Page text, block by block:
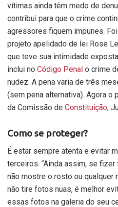
vítimas ainda têm medo de
contribui para que o crime
agressores fiquem impunes.
projeto apelidado de lei Rose
que teve sua intimidade
inclui no Código Penal o crime
nudez. A pena varia de três
(sem pena alternativa). Agora o
da Comissão de Constituição,
Como se proteger?
É estar sempre atenta e evitar
terceiros. “Ainda assim, se
não mostre o rosto ou qualquer
não tire fotos nuas, é melhor
essas fotos na galeria do seu